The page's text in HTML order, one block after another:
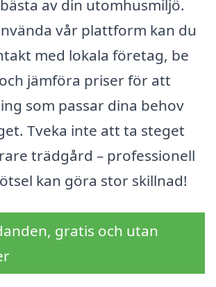
av din utomhusmiljö.
vår plattform kan du
med lokala företag, be
jämföra priser för att
som passar dina behov
Tveka inte att ta steget
trädgård – professionell
kan göra stor skillnad!
gratis och utan